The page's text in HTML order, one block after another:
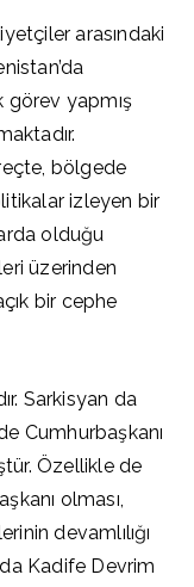
arasındaki
görev yapmış
bölgede
izleyen bir
olduğu
üzerinden
bir cephe
Sarkisyan da
Cumhurbaşkanı
Özellikle de
olması,
devamlılığı
Kadife Devrim